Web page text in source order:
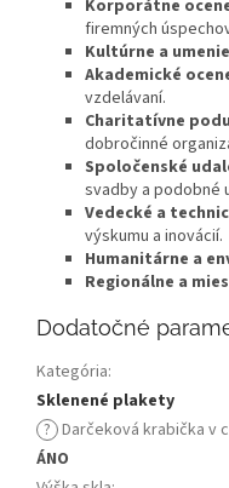
Korporátne
firemných
Kultúrne a
Akademické
vzdelávaní.
Charitatívne
dobročinné
Spoločenské
svadby a podobné
Vedecké a
výskumu a inovácií.
Humanitárne a
Regionálne a
Dodatočné
Kategória:
Sklenené plakety
? Darčeková krabička v
ÁNO